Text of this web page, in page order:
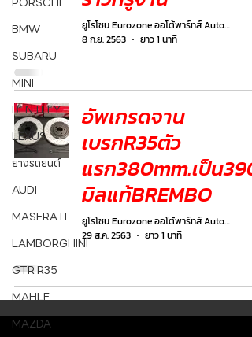
BMW
SUBARU
MINI
BENTLEY
LEXUS
ยางรถยนต์
AUDI
MASERATI
LAMBORGHINI
GTR R35
MAHLE
MAZDA
ยูโรโซน Eurozone ออโต้พาร์ทส์ Autoparts
8 ก.ย. 2563
ยาว 1 นาที
อัพเกรดจาน
เบรกR35ตัว
แรก380mm.เป็น390
มิลแท้BREMBO
ยูโรโซน Eurozone ออโต้พาร์ทส์ Autoparts
29 ส.ค. 2563
ยาว 1 นาที